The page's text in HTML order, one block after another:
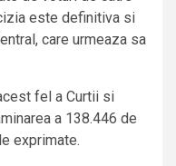
este definitiva si
care urmeaza sa
fel a Curtii si
a 138.446 de
exprimate.